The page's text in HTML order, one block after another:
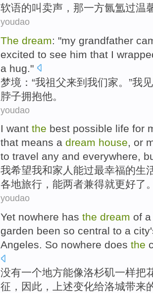
软语的叫卖声， 那一方氤氲过温
youdao
The dream: "my grandfather
excited to see him that I
a hug ."
梦境 ：“我祖父来到 我们家 。”我
脖子拥抱他。
youdao
I want the best possible life for
that means a dream house, or
to travel any and everywhere,
我希望我和家人 能过最幸福的生
各地旅行 ，能两者兼得就更好了
youdao
Yet nowhere has the dream of a
garden been so central to a city
Angeles. So nowhere does the
没有一个地方能像洛杉矶一样把
征， 因此 ， 上述变化给洛城带来